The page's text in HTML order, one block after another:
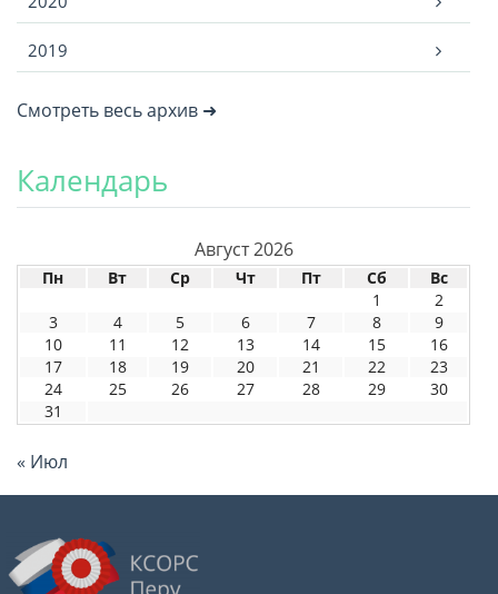
2019
Смотреть весь архив ➜
Календарь
Август 2026
Пн Вт Ср Чт Пт Сб
Вс
1
2
3
4 5 6 7 8
9
10
11 12 13 14 15
16
17
18 19 20 21 22
23
24
25 26 27 28 29
30
31
« Июл